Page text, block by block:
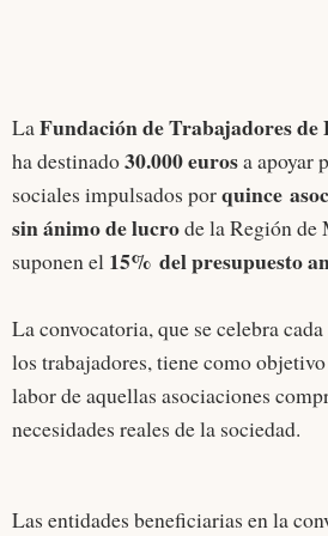
LaFundación de Trabajadores
ha destinado30.000 eurosa apoyar
sociales impulsados porquince
sin ánimo de lucrode la Región de
suponen el 15% del presupuesto
La convocatoria, que se celebra
los trabajadores, tiene como
labor de aquellas asociaciones
necesidades reales de la sociedad.
Las entidades beneficiarias en la